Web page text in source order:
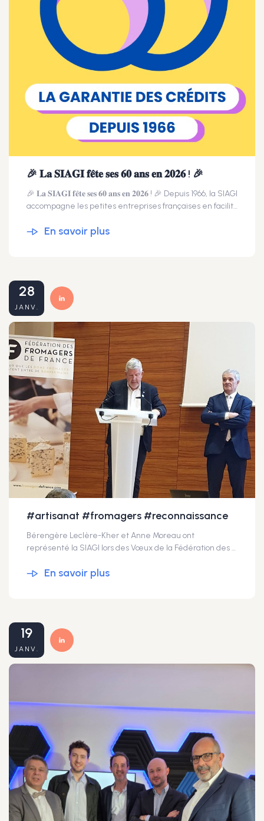
🎉 𝐋𝐚 𝐒𝐈𝐀𝐆𝐈 𝐟𝐞̂𝐭𝐞 𝐬𝐞𝐬 𝟔𝟎 𝐚𝐧𝐬 𝐞𝐧 𝟐𝟎𝟐𝟔 ! 🎉
🎉 𝐋𝐚 𝐒𝐈𝐀𝐆𝐈 𝐟𝐞̂𝐭𝐞 𝐬𝐞𝐬 𝟔𝟎 𝐚𝐧𝐬 𝐞𝐧 𝟐𝟎𝟐𝟔 ! 🎉 Depuis 1966, la SIAGI
accompagne les petites entreprises françaises en facilitant l’accès au crédit bancaire grâce à son expertise de la garantie, à son ancrage territorial et à son rôle de partenaire de confiance pour les entrepreneurs et les banques. Cette belle aventure n’aurait pas été possible sans l’engagement de ses actionnaires historiques : 🔹 les 𝐂𝐡𝐚𝐦𝐛𝐫𝐞𝐬 𝐝𝐞 𝐦𝐞́𝐭𝐢𝐞𝐫𝐬 𝐞𝐭 𝐝𝐞 𝐥'𝐀𝐫𝐭𝐢𝐬𝐚𝐧𝐚𝐭 et CMA France, qui portent 60 % du capital, 🔹 les grands réseaux bancaires français (Groupe Crédit Agricole, LCL, Groupe BPCE, BNP Paribas, Crédit Mutuel, Société Générale, La Banque Postale) représentant ensemble 25 % du capital, 🔹 et Bpifrance avec 15 % du capital. Cette co‑construction public‑privée est au cœur de notre mission : soutenir durablement les artisans, commerçants, professions libérales, agriculteurs et petites entreprises dans leurs projets de création, de développement ou de transmission. Un grand merci à tous ceux qui ont contribué à cette réussite collective depuis six décennies 🙌 ! #SIAGI #60ans #garantie #entrepreneuriat #PME #financement #partenaires
En savoir plus
28
JANV.
#artisanat #fromagers #reconnaissance
Bérengère Leclère-Kher et Anne Moreau ont
représenté la SIAGI lors des Vœux de la Fédération des Fromagers de France à CMA France. À cette occasion, Annick Polèse, Présidente de la Fédération, et Virginie Boularouah ont salué l'engagement de Claude Maret. Michel AOUSTIN, au nom de Joël Fourny, lui a remis la médaille de la reconnaissance artisanale. ✨ Un bel hommage bien mérité à un homme qui a marqué de son empreinte l'artisanat !
En savoir plus
19
JANV.